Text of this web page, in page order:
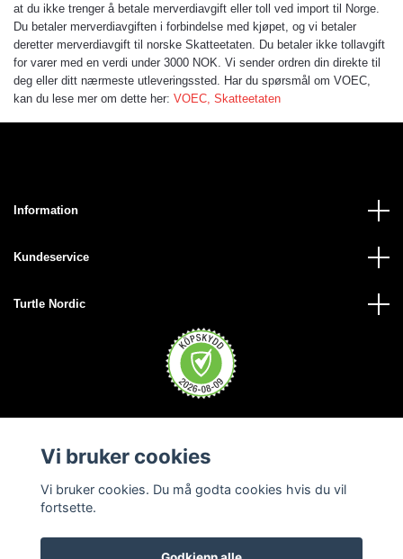
at du ikke trenger å betale merverdiavgift eller toll ved import til Norge.
Du betaler merverdiavgiften i forbindelse med kjøpet, og vi betaler
deretter merverdiavgift til norske Skatteetaten. Du betaler ikke tollavgift
for varer med en verdi under 3000 NOK. Vi sender ordren din direkte til
deg eller ditt nærmeste utleveringssted. Har du spørsmål om VOEC,
kan du lese mer om dette her: VOEC, Skatteetaten
Information
Kundeservice
Turtle Nordic
Vi bruker cookies
Vi bruker cookies. Du må godta cookies hvis du vil
fortsette.